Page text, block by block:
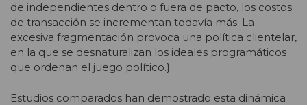
de independientes dentro o fuera de pacto, los costos
de transacción se incrementan todavía más. La
excesiva fragmentación provoca una política clientelar,
en la que se desnaturalizan los ideales programáticos
que ordenan el juego político.}
Estudios comparados han demostrado esta dinámica